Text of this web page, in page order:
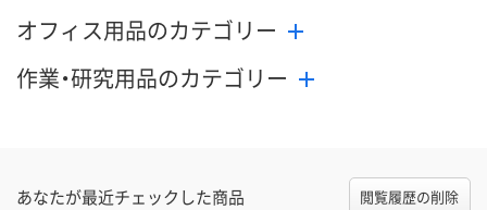
オフィス用品のカテゴリー
作業・研究用品のカテゴリー
あなたが最近チェックした商品 閲覧履歴の削除